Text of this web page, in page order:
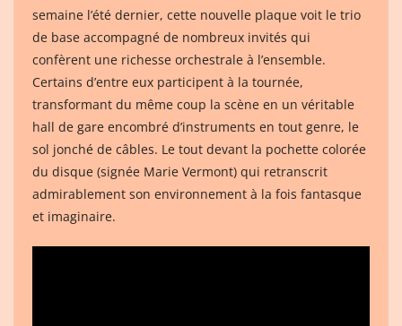
semaine l’été dernier, cette nouvelle plaque voit le trio
de base accompagné de nombreux invités qui
confèrent une richesse orchestrale à l’ensemble.
Certains d’entre eux participent à la tournée,
transformant du même coup la scène en un véritable
hall de gare encombré d’instruments en tout genre, le
sol jonché de câbles. Le tout devant la pochette colorée
du disque (signée Marie Vermont) qui retranscrit
admirablement son environnement à la fois fantasque
et imaginaire.